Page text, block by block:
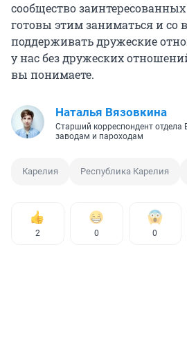
сообщество
готовы этим заниматься и со
поддерживать дружеские
у нас без дружеских
вы понимаете.
Наталья Вязовкина
Старший корреспондент
заводам и пароходам
Карелия Республика Карелия
2 0 0